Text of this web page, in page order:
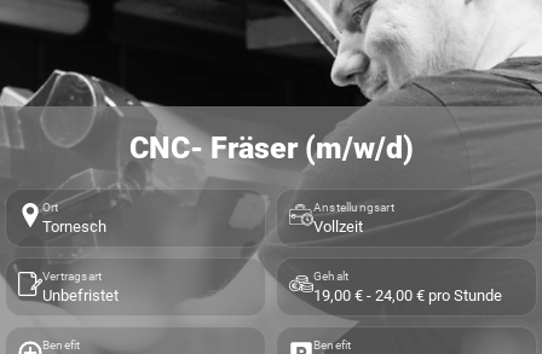
CNC- Fräser (m/w/d)
Ort
Tornesch
Anstellungsart
Vollzeit
Vertragsart
Unbefristet
Gehalt
19,00 € - 24,00 € pro Stunde
Benefit Benefit